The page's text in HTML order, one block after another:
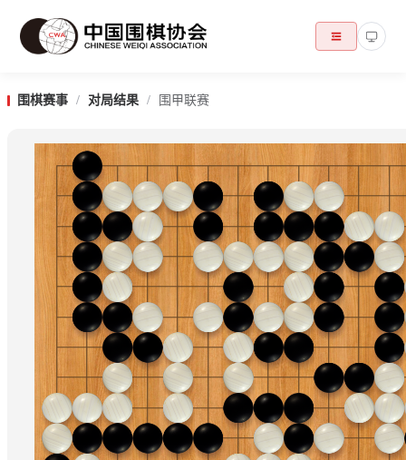
围棋赛事 / 对局结果 / 围甲联赛